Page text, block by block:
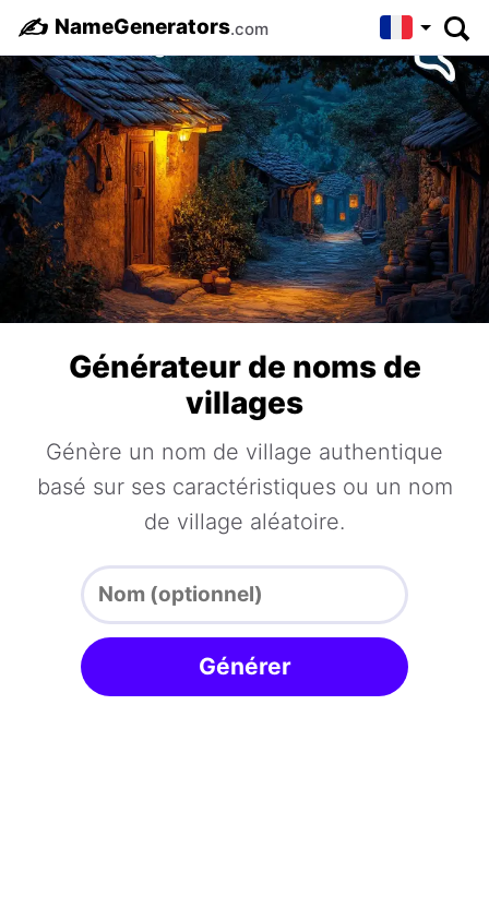
✍️ NameGenerators.com
Générateur de noms de
villages
Génère un nom de village authentique
basé sur ses caractéristiques ou un nom
de village aléatoire.
Générer